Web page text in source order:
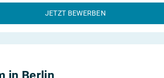
JETZT BEWERBEN